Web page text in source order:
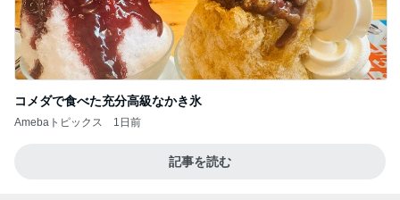
コメダで食べた充分高級なかき氷
Amebaトピックス 1日前
記事を読む